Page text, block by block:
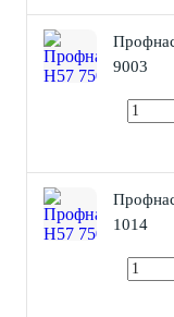
9003
1014